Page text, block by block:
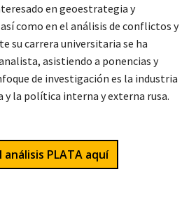
en geoestrategia y
como en el análisis de conflictos y
su carrera universitaria se ha
asistiendo a ponencias y
de investigación es la industria
y la política interna y externa rusa.
análisis PLATA aquí